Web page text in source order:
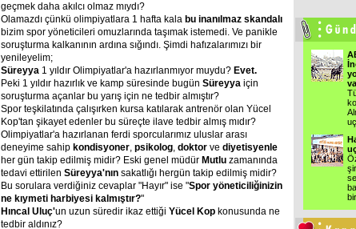
geçmek daha akılcı olmaz mıydı?
Olamazdı çünkü olimpiyatlara 1 hafta kala bu inanılmaz skandalı
bizim spor yöneticileri omuzlarında taşımak istemedi. Ve panikle
soruşturma kalkanının ardına sığındı. Şimdi hafızalarımızı bir
yenileyelim;
Süreyya 1 yıldır Olimpiyatlar'a hazırlanmıyor muydu? Evet.
Peki 1 yıldır hazırlık ve kamp süresinde bugün Süreyya için
soruşturma açanlar bu yarış için ne tedbir almıştır?
Spor teşkilatında çalışırken kursa katılarak antrenör olan Yücel
Kop'tan şikayet edenler bu süreçte ilave tedbir almış mıdır?
Olimpiyatlar'a hazırlanan ferdi sporcularımız uluslar arası
deneyime sahip kondisyoner, psikolog, doktor ve diyetisyenle
her gün takip edilmiş midir? Eski genel müdür Mutlu zamanında
tedavi ettirilen Süreyya'nın sakatlığı hergün takip edilmiş midir?
Bu sorulara verdiğiniz cevaplar "Hayır" ise "Spor yöneticiliğinizin
ne kıymeti harbiyesi kalmıştır?"
Hıncal Uluç'un uzun süredir ikaz ettiği Yücel Kop konusunda ne
tedbir aldınız?